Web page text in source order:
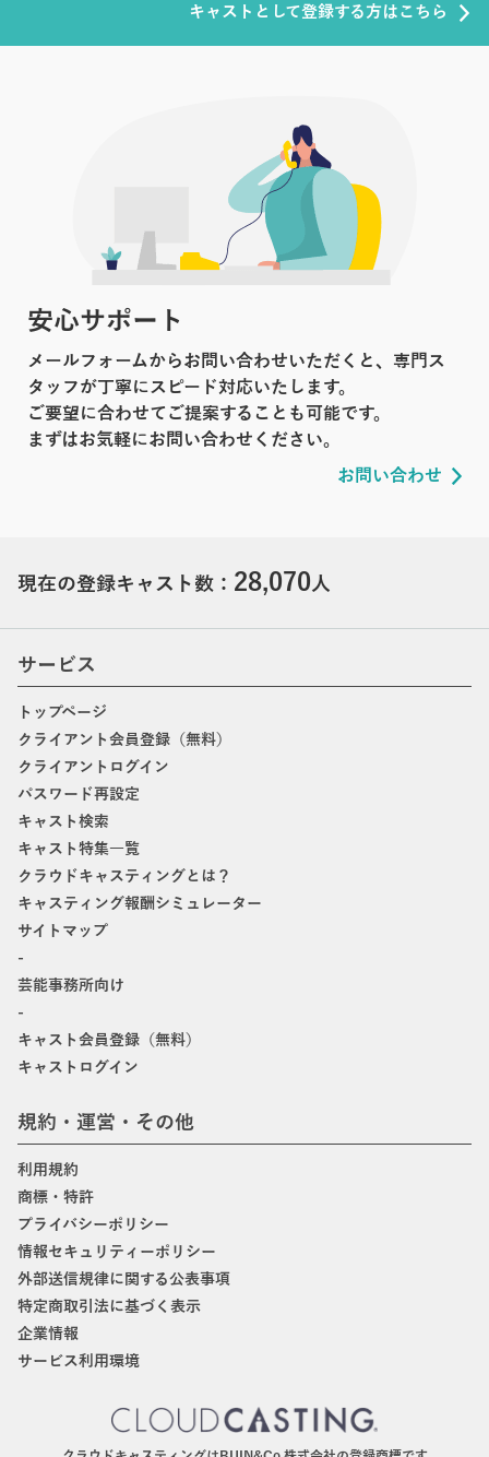
キャストとして登録する方はこちら
安心サポート
メールフォームからお問い合わせいただくと、専門ス
タッフが丁寧にスピード対応いたします。
ご要望に合わせてご提案することも可能です。
まずはお気軽にお問い合わせください。
お問い合わせ
現在の登録キャスト数： 28,070人
サービス
トップページ
クライアント会員登録（無料）
クライアントログイン
パスワード再設定
キャスト検索
キャスト特集一覧
クラウドキャスティングとは？
キャスティング報酬シミュレーター
サイトマップ
-
芸能事務所向け
-
キャスト会員登録（無料）
キャストログイン
規約・運営・その他
利用規約
商標・特許
プライバシーポリシー
情報セキュリティーポリシー
外部送信規律に関する公表事項
特定商取引法に基づく表示
企業情報
サービス利用環境